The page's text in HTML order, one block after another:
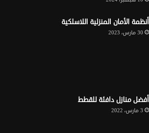
أنظمة الأمان المنزلية اللاسلكية
30 مارس، 2023
أفضل منازل دافئة للقطط
3 مارس، 2022